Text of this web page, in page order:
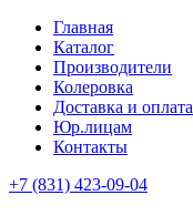
Главная
Каталог
Производители
Колеровка
Доставка и оплата
Юр.лицам
Контакты
+7 (831) 423-09-04